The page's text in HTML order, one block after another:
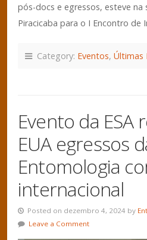
pós-docs e egressos, esteve na
Piracicaba para o I Encontro de
Category: Eventos, Últimas
Evento da ESA
EUA egressos
Entomologia
internacional
Posted on dezembro 4, 2024 by
Leave a Comment